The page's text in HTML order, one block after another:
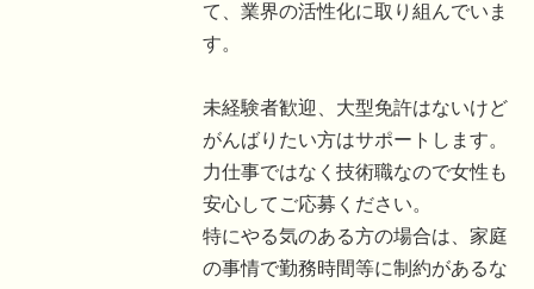
て、業界の活性化に取り組んでいま
す。
未経験者歓迎、大型免許はないけど
がんばりたい方はサポートします。
力仕事ではなく技術職なので女性も
安心してご応募ください。
特にやる気のある方の場合は、家庭
の事情で勤務時間等に制約があるな